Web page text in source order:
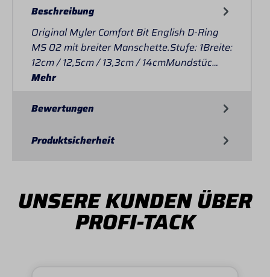
Beschreibung
Original Myler Comfort Bit English D-Ring
MS 02 mit breiter Manschette.Stufe: 1Breite:
12cm / 12,5cm / 13,3cm / 14cmMundstüc…
Mehr
Bewertungen
Produktsicherheit
UNSERE KUNDEN ÜBER
PROFI-TACK